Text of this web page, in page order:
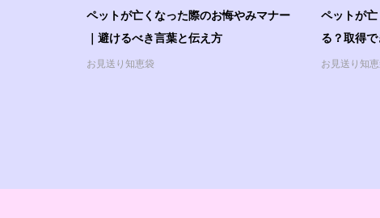
ペットが亡くなった際のお悔やみマナー
｜避けるべき言葉と伝え方
お見送り知恵袋
ペットが亡
る？取得
お見送り知